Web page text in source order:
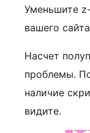
Уменьшите
вашего
Насчет
проблемы.
наличие
видите.